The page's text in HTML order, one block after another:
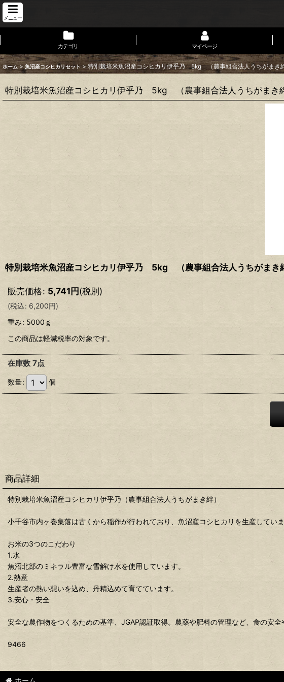
メニュー
カテゴリ マイページ
ホーム > 魚沼産コシヒカリセット > 特別栽培米魚沼産コシヒカリ伊乎乃 5kg （農事組合法人うちがまき
特別栽培米魚沼産コシヒカリ伊乎乃 5kg （農事組合法人うちがまき
特別栽培米魚沼産コシヒカリ伊乎乃 5kg （農事組合法人うちがまき
販売価格: 5,741円(税別)
(税込: 6,200円)
重み: 5000ｇ
この商品は軽減税率の対象です。
在庫数 7点
数量: 個
商品詳細
特別栽培米魚沼産コシヒカリ伊乎乃（農事組合法人うちがまき絆）
小千谷市内ヶ巻集落は古くから稲作が行われており、魚沼産コシヒカリを生産してい
お米の3つのこだわり
1.水
魚沼北部のミネラル豊富な雪解け水を使用しています。
2.熱意
生産者の熱い想いを込め、丹精込めて育てています。
3.安心・安全
安全な農作物をつくるための基準、JGAP認証取得。農薬や肥料の管理など、食の安
9466
ホーム